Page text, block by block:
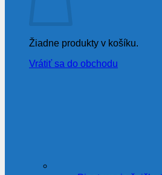
Žiadne produkty v košíku.
Vrátiť sa do obchodu